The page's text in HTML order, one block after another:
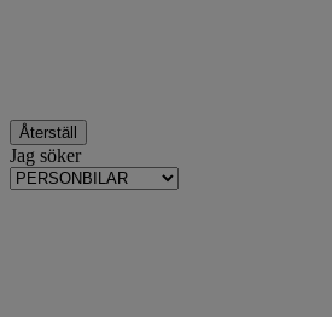
Återställ
Jag söker